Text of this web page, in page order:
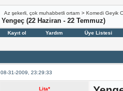
Az şekerli, çok muhabbetli ortam > Komedi Geyik
Yengeç (22 Haziran - 22 Temmuz)
Kayıt ol Yardım Üye Listesi
08-31-2009, 23:29:33
Lita*